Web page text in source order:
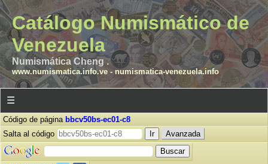
Catálogo Numismático de
Venezuela
Numismática Cheng .
www.numismatica.info.ve- numismatica-venezuela.info
☰
Código de página bbcv50bs-ec01-c8
Salta al código
Avanzada